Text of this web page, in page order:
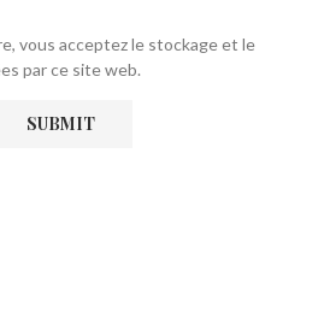
vous acceptez le stockage et le
par ce site web.